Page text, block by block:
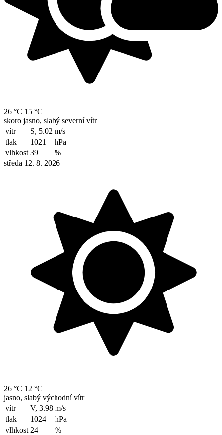
26 °C 15 °C
skoro jasno, slabý severní vítr
vítr
S, 5.02 m/s
tlak
1021
hPa
vlhkost 39
%
středa 12. 8. 2026
26 °C 12 °C
jasno, slabý východní vítr
vítr
V, 3.98 m/s
tlak
1024
hPa
vlhkost 24 %